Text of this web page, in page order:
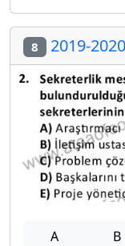
8 2019-
A B